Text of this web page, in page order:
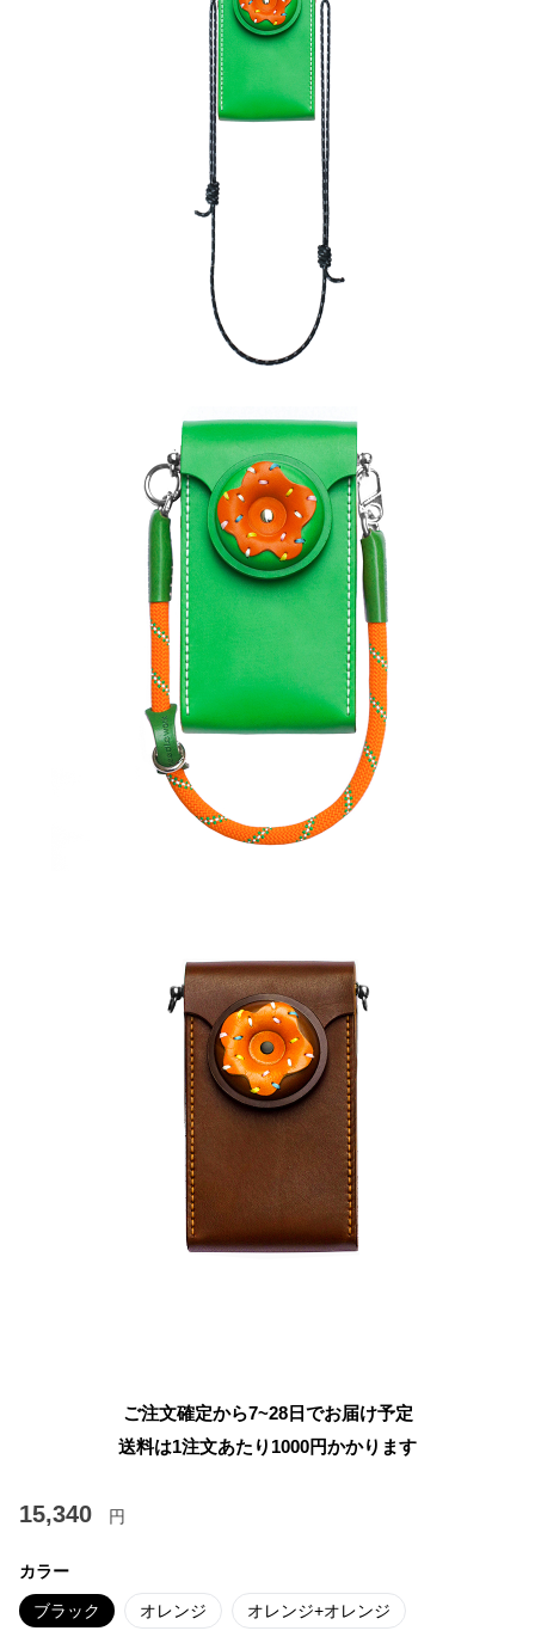
ご注文確定から7~28日でお届け予定
送料は1注文あたり 1000円かかります
15,340 円
カラー
ブラック オレンジ オレンジ+オレンジ